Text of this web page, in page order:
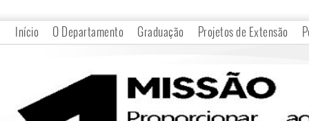
Início O Departamento Graduação Projetos de Extensão